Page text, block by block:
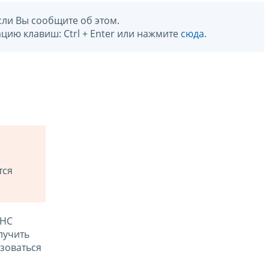
Вы сообщите об этом.
клавиш: Ctrl + Enter или нажмите сюда.